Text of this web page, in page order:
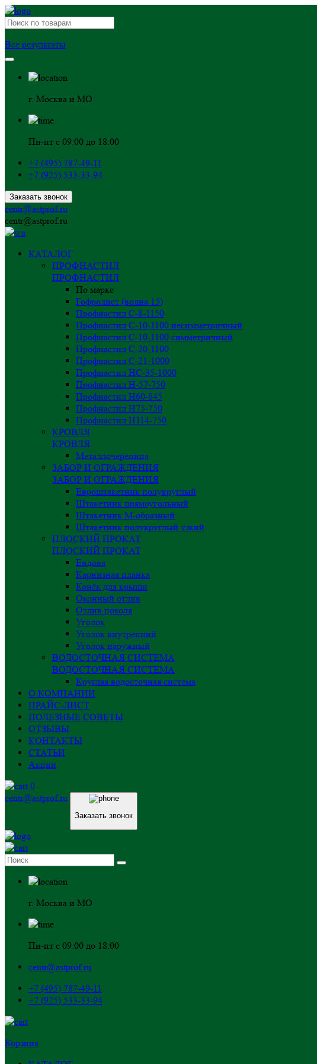
Все результаты
г. Москва и МО
Пн-пт с 09:00 до 18:00
+7 (495) 787-49-11
+7 (925) 533-33-94
Заказать звонок
centr@astprof.ru
centr@astprof.ru
КАТАЛОГ
ПРОФНАСТИЛ
ПРОФНАСТИЛ
По марке
Гофролист (волна 15)
Профнастил С-8-1150
Профнастил С-10-1100 несимметричный
Профнастил С-10-1100 симметричный
Профнастил С-20-1100
Профнастил С-21-1000
Профнастил НС-35-1000
Профнастил H-57-750
Профнастил Н60-845
Профнастил Н75-750
Профнастил Н114-750
КРОВЛЯ
КРОВЛЯ
Металлочерепица
ЗАБОР И ОГРАЖДЕНИЯ
ЗАБОР И ОГРАЖДЕНИЯ
Евроштакетник полукруглый
Штакетник прямоугольный
Штакетник М-образный
Штакетник полукруглый узкий
ПЛОСКИЙ ПРОКАТ
ПЛОСКИЙ ПРОКАТ
Ендова
Карнизная планка
Конёк для крыши
Оконный отлив
Отлив цоколя
Уголок
Уголок внутренний
Уголок наружный
ВОДОСТОЧНАЯ СИСТЕМА
ВОДОСТОЧНАЯ СИСТЕМА
Круглая водосточная система
О КОМПАНИИ
ПРАЙС-ЛИСТ
ПОЛЕЗНЫЕ СОВЕТЫ
ОТЗЫВЫ
КОНТАКТЫ
СТАТЬИ
Акции
0
centr@astprof.ru
Заказать звонок
г. Москва и МО
Пн-пт с 09:00 до 18:00
centr@astprof.ru
+7 (495) 787-49-11
+7 (925) 533-33-94
Корзина